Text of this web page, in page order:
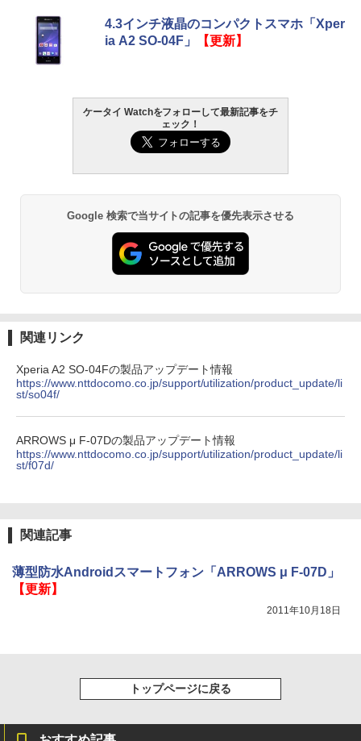
4.3インチ液晶のコンパクトスマホ「Xper
ia A2 SO-04F」
【更新】
ケータイ Watchをフォローして最新記事をチ
ェック！
Google 検索で当サイトの記事を優先表示させる
関連リンク
Xperia A2 SO-04Fの製品アップデート情報
https://www.nttdocomo.co.jp/support/utilization/product_update/li
st/so04f/
ARROWS μ F-07Dの製品アップデート情報
https://www.nttdocomo.co.jp/support/utilization/product_update/li
st/f07d/
関連記事
薄型防水Androidスマートフォン「ARROWS μ F-07D」
【更新】
2011年10月18日
トップページに戻る